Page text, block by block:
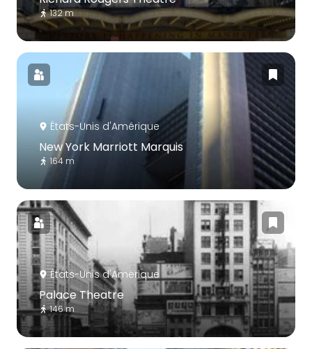
132 m
États-Unis d'Amérique
New York Marriott Marquis
164 m
États-Unis d'Amérique
Palace Theatre
146 m